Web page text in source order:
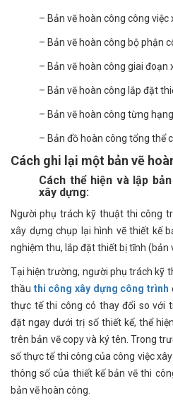
– Bản vẽ hoàn công công việc
– Bản vẽ hoàn công bộ phận
– Bản vẽ hoàn công giai đoạn
– Bản vẽ hoàn công lắp đặt
– Bản vẽ hoàn công từng
– Bản đồ hoàn công tổng thể
Cách ghi lại một bản vẽ
Cách thể hiện và lập
xây dựng:
Người phụ trách kỹ thuật thi công
xây dựng chụp lại hình vẽ thiết kế
nghiệm thu, lắp đặt thiết bị tĩnh (bản
Tại hiện trường, người phụ trách kỹ
thầu thi công xây dựng công trình
thực tế thi công có thay đổi so với
đặt ngay dưới trị số thiết kế, thể
trên bản vẽ copy và ký tên. Trong
số thực tế thi công của công việc
thông số của thiết kế bản vẽ thi
bản vẽ hoàn công.